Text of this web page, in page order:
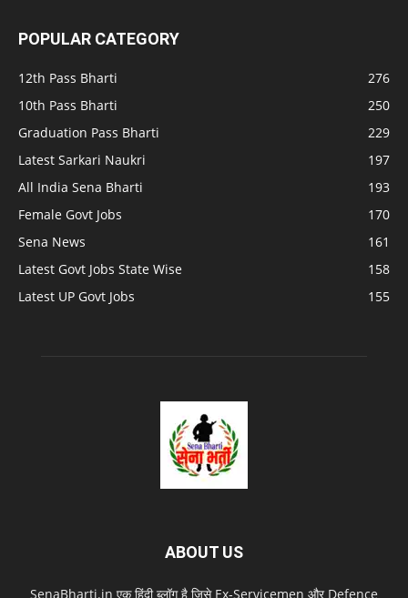
POPULAR CATEGORY
12th Pass Bharti
276
10th Pass Bharti
250
Graduation Pass Bharti
229
Latest Sarkari Naukri
197
All India Sena Bharti
193
Female Govt Jobs
170
Sena News
161
Latest Govt Jobs State Wise
158
Latest UP Govt Jobs
155
ABOUT US
SenaBharti.in एक हिंदी ब्लॉग है जिसे Ex‑Servicemen और Defence